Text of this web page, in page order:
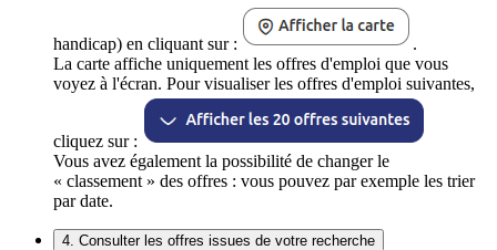
handicap) en cliquant sur :
.
La carte affiche uniquement les offres d'emploi que vous
voyez à l'écran. Pour visualiser les offres d'emploi suivantes,
cliquez sur :
Vous avez également la possibilité de changer le
« classement » des offres : vous pouvez par exemple les trier
par date.
4. Consulter les offres issues de votre recherche